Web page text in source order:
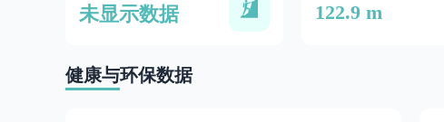
未显示数据 122.9 m
健康与环保数据